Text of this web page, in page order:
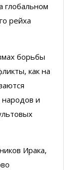
глобальном
рейха
борьбы
как на
народов и
Ирака,